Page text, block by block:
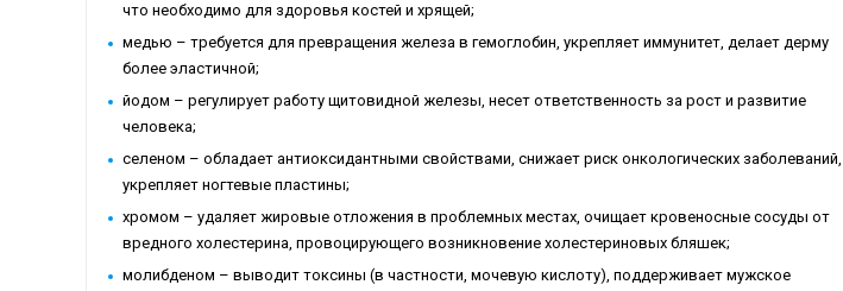
что необходимо для здоровья костей и хрящей;
медью – требуется для превращения железа в гемоглобин, укрепляет иммунитет, делает дерму
более эластичной;
йодом – регулирует работу щитовидной железы, несет ответственность за рост и развитие
человека;
селеном – обладает антиоксидантными свойствами, снижает риск онкологических заболеваний,
укрепляет ногтевые пластины;
хромом – удаляет жировые отложения в проблемных местах, очищает кровеносные сосуды от
вредного холестерина, провоцирующего возникновение холестериновых бляшек;
молибденом – выводит токсины (в частности, мочевую кислоту), поддерживает мужское